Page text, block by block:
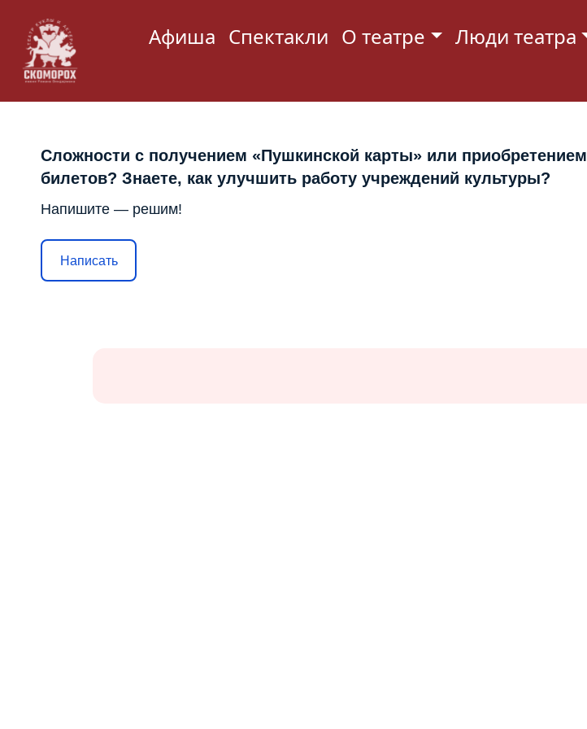
Афиша Спектакли О театре Люди театра
Сложности с получением «Пушкинской карты» или приобретением
билетов? Знаете, как улучшить работу учреждений культуры?
Напишите — решим!
Написать